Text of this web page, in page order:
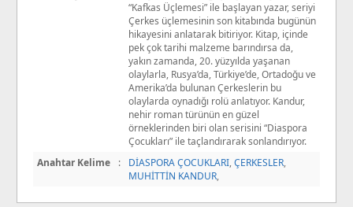
“Kafkas Üçlemesi” ile başlayan yazar, seriyi
Çerkes üçlemesinin son kitabında bugünün
hikayesini anlatarak bitiriyor. Kitap, içinde
pek çok tarihi malzeme barındırsa da,
yakın zamanda, 20. yüzyılda yaşanan
olaylarla, Rusya’da, Türkiye’de, Ortadoğu ve
Amerika’da bulunan Çerkeslerin bu
olaylarda oynadığı rolü anlatıyor. Kandur,
nehir roman türünün en güzel
örneklerinden biri olan serisini “Diaspora
Çocukları” ile taçlandırarak sonlandırıyor.
Anahtar Kelime
: DİASPORA ÇOCUKLARI,ÇERKESLER,
MUHİTTİN KANDUR,